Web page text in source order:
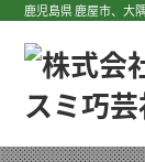
鹿児島県 鹿屋市、大